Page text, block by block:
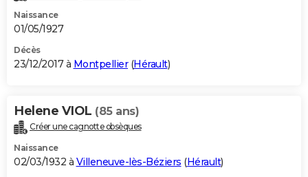
Naissance
01/05/1927
Décès
23/12/2017 à Montpellier(Hérault)
Helene VIOL (85 ans)
Créer une cagnotte obsèques
Naissance
02/03/1932 à Villeneuve-lès-Béziers (Hérault)